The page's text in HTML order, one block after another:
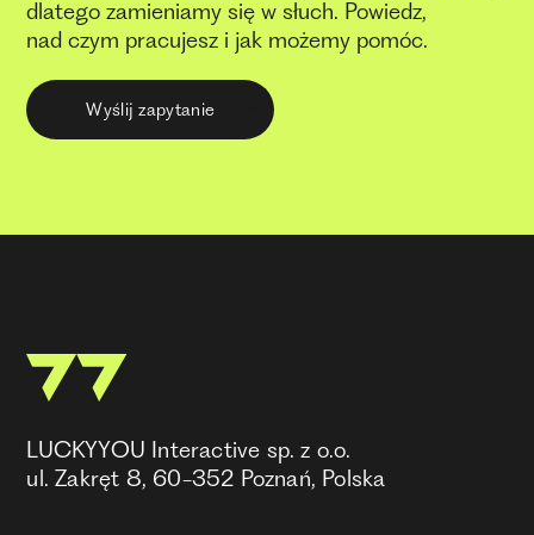
dlatego zamieniamy się w słuch. Powiedz,
nad czym pracujesz i jak możemy pomóc.
Wyślij zapytanie
LUCKYYOU Interactive sp. z o.o.
ul. Zakręt 8, 60-352 Poznań, Polska